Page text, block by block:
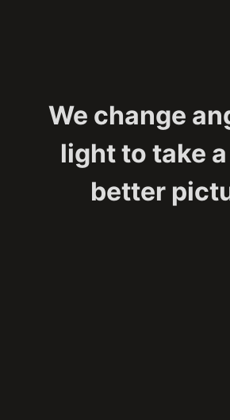
We change
light to take
better